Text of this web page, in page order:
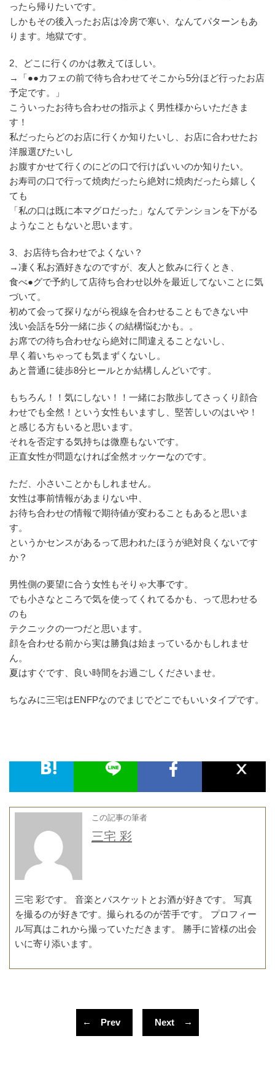
ったら帰りたいです。
しかもその後入ったお店は冷房で寒い、なんてパターンもあ
ります。地獄です。
2、どこに行くのかは教えてほしい。
→「●●カフェの前で待ち合わせてそこから5分ほど行ったお店
予定です。」
こういったお待ち合わせの指示よく男性様からいただきま
す！
私だったらどのお店に行くか知りたいし、お店に合わせたお
洋服選びたいし
お腹すかせて行くのにどの口で行けばいいのか知りたい。
お寿司の口で行って焼肉だったら絶対に焼肉だったら嬉しく
ても
「私の口は既に本マグロだった」なんてテンションを下がる
ようなこともないと思います。
3、お店待ち合わせでよくない？
→凄く私お酒好きなのですが、友人と飲みに行くとき、
食べ●グで予約して店待ち合わせ以外を最近してないことに気
づいて。
初めて会って探りながら視線を合わせることもできない中
浅い会話を5分一緒に歩くの結構悩むかも。。
お席での待ち合わせなら絶対に間違えることないし、
早く着いちゃっても気まずくないし。
あと普通に徒歩8分ヒールとか結構しんどいです。
もちろん！！気にしない！！一緒にお散歩してさっくり顔合
わせでも全然！という女性もいますし、堅苦しいのはいや！
と感じる方もいると思います。
それを否定する気持ちは微塵もないです。
正直女性が問題なければ全然オッケーなのです。
ただ、小さいことかもしれません。
女性は事前情報があまりない中、
お待ち合わせの情報で期待値が変わることもあると思いま
す。
というかセンスがあるって思われたほうが絶対良くないです
か？
男性側の要望に合う女性もそりゃ大事です。
でも小さなところで気を使ってくれてるかも、って思わせる
のも
テクニックの一つだと思います。
顔を合わせる前から実は勝負は始まっているかもしれませ
ん。
夏はすぐです、良い時間をお過ごしくださいませ。
ちなみに三宅はENFPなのでまじでどこでもいいタイプです。
この記事の筆者
三宅 彩
三宅 彩です。 音楽とバスケットとお酒が好きです。 写真
を撮るのが好きです。撮られるのが苦手です。 プロフィー
ル写真はこれから撮っていただきます。 勝手に皆様の出会
いに寄り添います。
← Prev Next →